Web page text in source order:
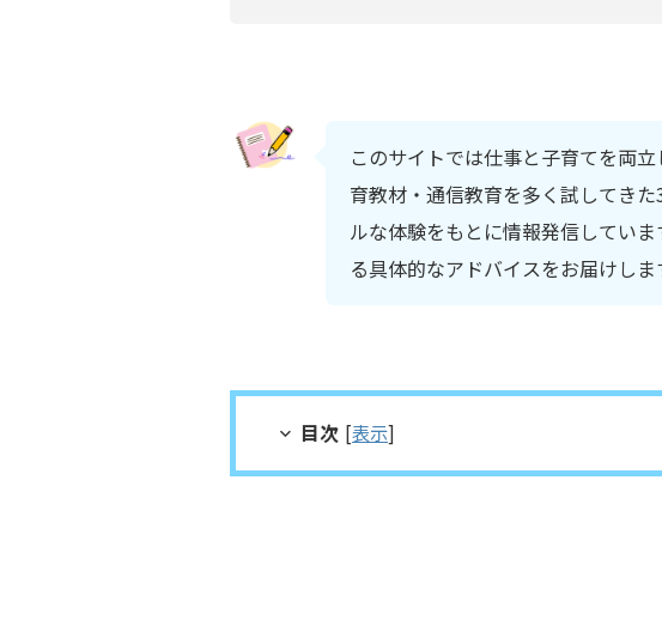
このサイトでは仕事と子育てを両
育教材・通信教育を多く試してき
ルな体験をもとに情報発信してい
る具体的なアドバイスをお届けしま
目次 [表示]